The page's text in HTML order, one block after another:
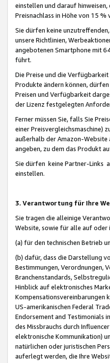
einstellen und darauf hinweisen,
Preisnachlass in Höhe von 15
Sie dürfen keine
unsere Richtlinien,
angebotenen Smartphone mit
führt.
Die Preise und die
Produkte ändern können, dürfen
Preisen und Verfügbarkeit
der Lizenz festgelegten
Ferner müssen Sie, falls Sie
einer Preisvergleichsmaschine)
außerhalb der Amazon-Website
angeben, zu dem das Produkt
Sie dürfen keine Partner-Links
einstellen.
3. Verantwortung für Ihre
Sie tragen die alleinige
Website, sowie für alle auf oder
(a) für den technischen Betrieb
(b) dafür, dass die Darstellung
Bestimmungen, Verordnungen,
Branchenstandards,
Hinblick auf elektronisches
Kompensationsvereinbarungen
US-amerikanischen Federal
Endorsement and Testimonials
des Missbrauchs durch
elektronische Kommunikation)
natürlichen oder juristischen
auferlegt werden, die Ihre